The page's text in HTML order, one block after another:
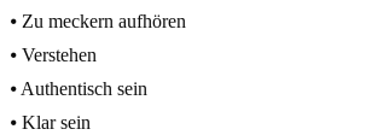
⦁ Zu meckern aufhören
⦁ Verstehen
⦁ Authentisch sein
⦁ Klar sein